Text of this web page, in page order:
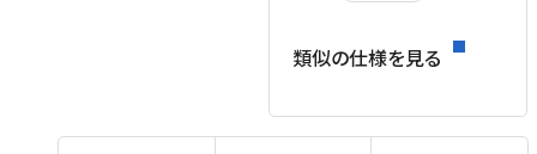
類似の仕様を見る